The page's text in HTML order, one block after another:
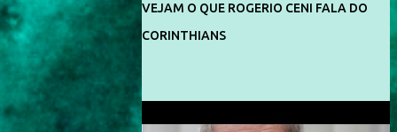
VEJAM O QUE ROGERIO CENI FALA DO
CORINTHIANS